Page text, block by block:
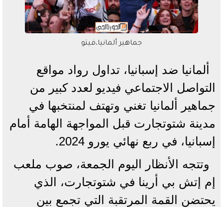
جماهير ألمانيا،فيتو
ألمانيا ضد إسبانيا، تداول رواد مواقع
التواصل الاجتماعي فيديو لعدد كبير من
جماهير ألمانيا تغني وتهتف لمنتخبها في
مدينة شتوتجارت قبل المواجهة الهامة أمام
إسبانيا، في ربع نهائي يورو 2024.
وتتجه الأنظار اليوم الجمعة، صوب ملعب
إم إتش بي أرينا في شتوتجارت، الذي
يحتضن القمة المرتقبة التي تجمع بين